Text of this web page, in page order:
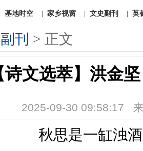
基地时空 家乡视窗 文史副刊 英
刊 > 正文
诗文选萃】洪金
2025-09-30 09:58:17
秋思是一缸浊